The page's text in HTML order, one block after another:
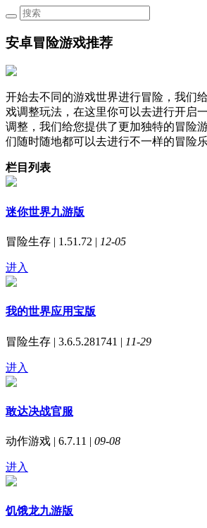
安卓冒险游戏推荐
开始去不同的游戏世界进行冒险，我们
戏调整玩法，在这里你可以去进行开启
调整，我们给您提供了更加独特的冒险
们随时随地都可以去进行不一样的冒险乐
栏目列表
迷你世界九游版
冒险生存 | 1.51.72 | 12-05
进入
我的世界应用宝版
冒险生存 | 3.6.5.281741 | 11-29
进入
敢达决战官服
动作游戏 | 6.7.11 | 09-08
进入
饥饿龙九游版